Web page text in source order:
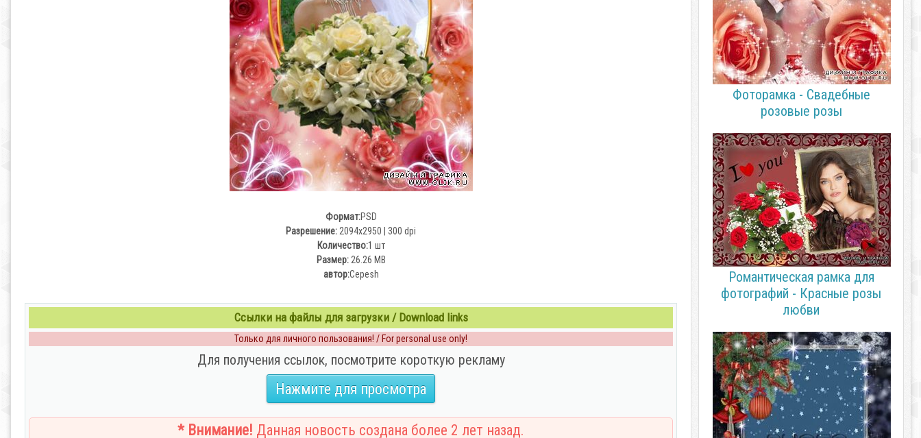
Формат:PSD
Разрешение: 2094x2950 | 300 dpi
Количество:1 шт
Размер:26.26 MB
автор:Cepesh
Ссылки на файлы для загрузки / Download links
Только для личного пользования! / For personal use only!
Для получения ссылок, посмотрите короткую рекламу
Нажмите для просмотра
* Внимание! Данная новость создана более 2 лет назад.
Фоторамка - Свадебные
розовые розы
Романтическая рамка для
фотографий - Красные розы
любви